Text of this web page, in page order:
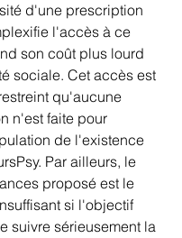
d'une prescription
l'accès à ce
son coût plus lourd
sociale. Cet accès est
qu'aucune
n'est faite pour
de l'existence
Par ailleurs, le
proposé est le
si l'objectif
suivre sérieusement la